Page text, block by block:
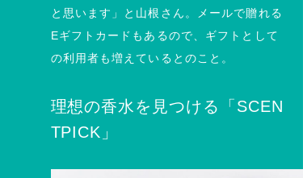
と思います」と山根さん。メールで贈れる
Eギフトカードもあるので、ギフトとして
の利用者も増えているとのこと。
理想の香水を見つける「SCEN
TPICK」